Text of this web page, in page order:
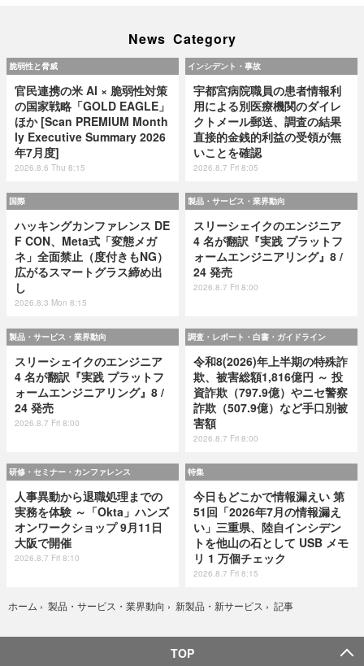
News Category
脆弱性と脅威
官民連携の米 AI × 脆弱性対策
の国家戦略「GOLD EAGLE」
ほか [Scan PREMIUM Month
ly Executive Summary 2026
年7月度]
2026.8.6 Thu 8:15
インシデント・事故
宇都宮病院職員の患者情報利
用による別医療機関のダイレ
クトメール郵送、調査の結果
直接的金銭的利益の受領が無
いことを確認
2026.8.7 Fri 8:05
国際
ハッキングカンファレンス DE
F CON、Meta式「変態メガ
ネ」全面禁止（度付きもNG）
広がるスマートグラス締め出
し
2026.8.3 Mon 8:15
製品・サービス・業界動向
スリーシェイクのエンジニア
4 名が翻訳『実践 プラットフ
ォームエンジニアリング』8 /
24 発売
2026.8.7 Fri 8:00
製品・サービス・業界動向
スリーシェイクのエンジニア
4 名が翻訳『実践 プラットフ
ォームエンジニアリング』8 /
24 発売
2026.8.7 Fri 8:00
調査・レポート・白書・ガイドライン
令和8(2026)年上半期の特殊詐
欺、被害総額1,816億円 ～ 投
資詐欺（797.9億）やニセ警察
詐欺（507.9億）など手口別被
害額
2026.8.7 Fri 8:00
研修・セミナー・カンファレンス
人事異動から退職処理までの
実務を体験 ～「Okta」ハンズ
オンワークショップ 9月11日
大阪で開催
2026.8.7 Fri 8:10
特集
今日もどこかで情報漏えい 第
51回「2026年7月の情報漏え
い」三重県、陸自インシデン
トを他山の石として USB メモ
リ 1 万個チェック
2026.8.7 Fri 8:15
ホーム › 製品・サービス・業界動向 › 新製品・新サービス › 記事
TOP